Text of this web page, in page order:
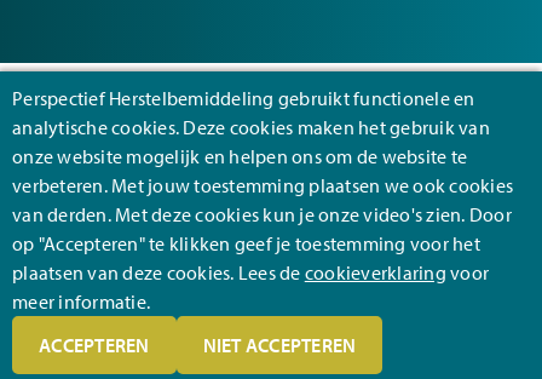
Footer
Algemene voorwaarden
Cookies
Privacy
Disclaimer
Perspectief Herstelbemiddeling gebruikt functionele en
analytische cookies. Deze cookies maken het gebruik van
onze website mogelijk en helpen ons om de website te
verbeteren. Met jouw toestemming plaatsen we ook cookies
van derden. Met deze cookies kun je onze video's zien. Door
op "Accepteren" te klikken geef je toestemming voor het
plaatsen van deze cookies. Lees de cookieverklaring voor
meer informatie.
ACCEPTEREN
NIET ACCEPTEREN